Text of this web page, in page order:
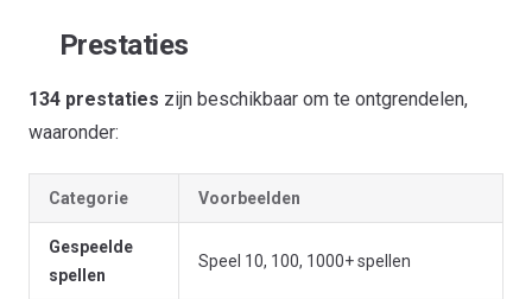
Prestaties
134 prestaties zijn beschikbaar om te ontgrendelen,
waaronder:
Categorie Voorbeelden
Gespeelde
spellen
Speel 10, 100, 1000+ spellen